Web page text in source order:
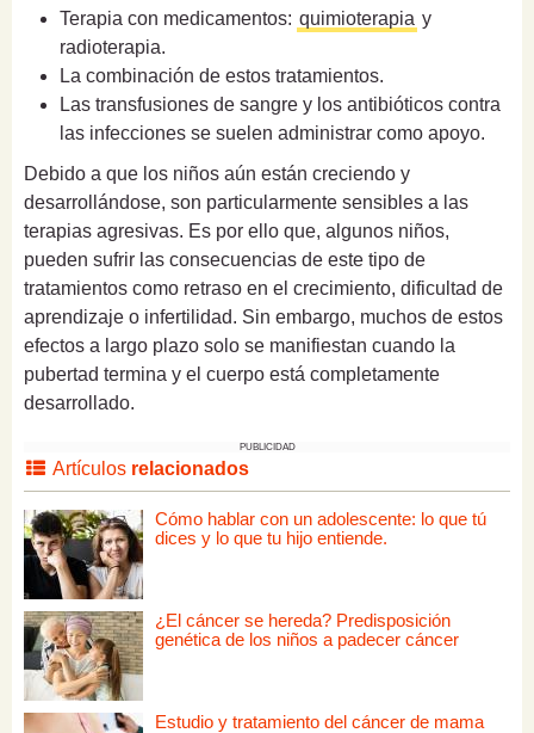
Terapia con medicamentos: quimioterapia y
radioterapia.
La combinación de estos tratamientos.
Las transfusiones de sangre y los antibióticos contra
las infecciones se suelen administrar como apoyo.
Debido a que los niños aún están creciendo y
desarrollándose, son particularmente sensibles a las
terapias agresivas. Es por ello que, algunos niños,
pueden sufrir las consecuencias de este tipo de
tratamientos como retraso en el crecimiento, dificultad de
aprendizaje o infertilidad. Sin embargo, muchos de estos
efectos a largo plazo solo se manifiestan cuando la
pubertad termina y el cuerpo está completamente
desarrollado.
PUBLICIDAD
Artículos relacionados
Cómo hablar con un adolescente: lo que tú
dices y lo que tu hijo entiende.
¿El cáncer se hereda? Predisposición
genética de los niños a padecer cáncer
Estudio y tratamiento del cáncer de mama